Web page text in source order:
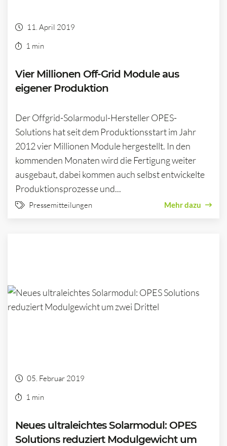
11. April 2019
1 min
Vier Millionen Off-Grid Module aus
eigener Produktion
Der Offgrid-Solarmodul-Hersteller OPES-
Solutions hat seit dem Produktionsstart im Jahr
2012 vier Millionen Module hergestellt. In den
kommenden Monaten wird die Fertigung weiter
ausgebaut, dabei kommen auch selbst entwickelte
Produktionsprozesse und...
Pressemitteilungen Mehr dazu
05. Februar 2019
1 min
Neues ultraleichtes Solarmodul: OPES
Solutions reduziert Modulgewicht um